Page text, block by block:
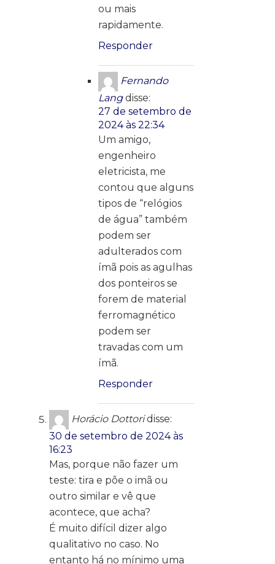
ou mais
rapidamente.
Responder
Fernando
Lang disse:
27 de setembro de
2024 às 22:34
Um amigo,
engenheiro
eletricista, me
contou que alguns
tipos de “relógios
de água” também
podem ser
adulterados com
ímã pois as agulhas
dos ponteiros se
forem de material
ferromagnético
podem ser
travadas com um
ímã.
Responder
Horácio Dottori disse:
30 de setembro de 2024 às
16:23
Mas, porque não fazer um
teste: tira e põe o imã ou
outro similar e vê que
acontece, que acha?
É muito difícil dizer algo
qualitativo no caso. No
entanto há no mínimo uma